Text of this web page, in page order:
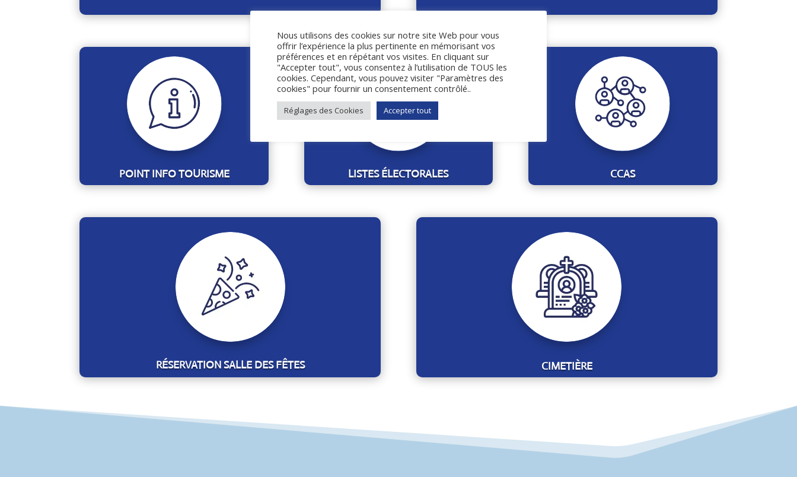
POINT INFO TOURISME LISTES ÉLECTORALES CCAS
RÉSERVATION SALLE DES FÊTES CIMETIÈRE
Nous utilisons des cookies sur notre site Web pour vous
offrir l’expérience la plus pertinente en mémorisant vos
préférences et en répétant vos visites. En cliquant sur
"Accepter tout", vous consentez à l’utilisation de TOUS les
cookies. Cependant, vous pouvez visiter "Paramètres des
cookies" pour fournir un consentement contrôlé..
Réglages des Cookies Accepter tout